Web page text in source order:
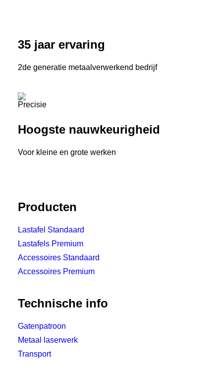
35 jaar ervaring
2de generatie metaalverwerkend bedrijf
Hoogste nauwkeurigheid
Voor kleine en grote werken
Producten
Lastafel Standaard
Lastafels Premium
Accessoires Standaard
Accessoires Premium
Technische info
Gatenpatroon
Metaal laserwerk
Transport